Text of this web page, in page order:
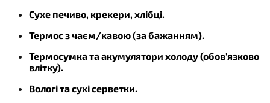
Сухе печиво, крекери, хлібці.
Термос з чаєм/кавою (за бажанням).
Термосумка та акумулятори холоду (обов'язково
влітку).
Вологі та сухі серветки.